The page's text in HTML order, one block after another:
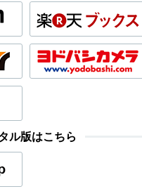
ル版はこちら